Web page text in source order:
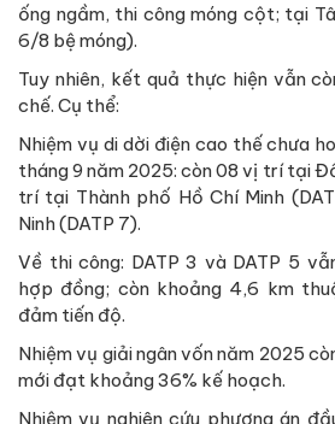
ống ngầm, thi công móng cột; tại
6/8 bệ móng).
Tuy nhiên, kết quả thực hiện vẫn
chế. Cụ thể:
Nhiệm vụ di dời điện cao thế chưa
tháng 9 năm 2025: còn 08 vị trí tại
trí tại Thành phố Hồ Chí Minh
Ninh (DATP 7).
Về thi công: DATP 3 và DATP 5
hợp đồng; còn khoảng 4,6 km
đảm tiến độ.
Nhiệm vụ giải ngân vốn năm 2025
mới đạt khoảng 36% kế hoạch.
Nhiệm vụ nghiên cứu phương án